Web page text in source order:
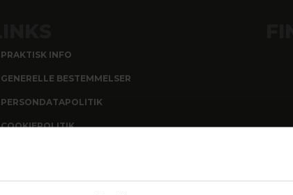
PRAKTISK INFO
GENERELLE BESTEMMELSER
PERSONDATAPOLITIK
COOKIEPOLITIK